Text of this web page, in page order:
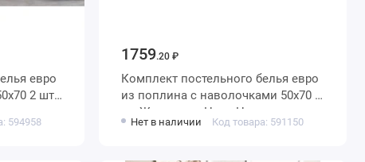
евро
594958
1759.20 ₽
Комплект постельного белья евро
из поплина с наволочками 50х70 2
шт Животные Ночь Нежна
Нет в наличии Код товара: 591150